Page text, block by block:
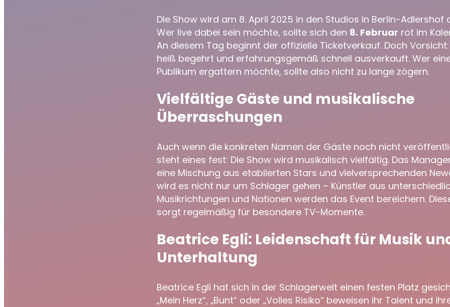
Die Show wird am 8. April 2025 in den Studios in Berlin-Adlershof
Wer live dabei sein möchte, sollte sich den 8. Februar rot im
An diesem Tag beginnt der offizielle Ticketverkauf. Doch
heiß begehrt und erfahrungsgemäß schnell ausverkauft. Wer
Publikum ergattern möchte, sollte also nicht zu lange zögern.
Vielfältige Gäste und musikalische
Überraschungen
Auch wenn die konkreten Namen der Gäste noch nicht
steht eines fest: Die Show wird musikalisch vielfältig. Das
eine Mischung aus etablierten Stars und vielversprechenden
wird es nicht nur um Schlager gehen – Künstler aus
Musikrichtungen und Nationen werden das Event bereichern.
sorgt regelmäßig für besondere TV-Momente.
Beatrice Egli: Leidenschaft für Musik
Unterhaltung
Beatrice Egli hat sich in der Schlagerwelt einen festen Platz
„Mein Herz“, „Bunt“ oder „Volles Risiko“ beweisen ihr Talent und